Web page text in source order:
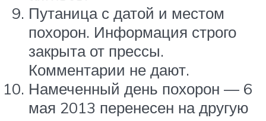
Путаница с датой и местом
похорон. Информация строго
закрыта от прессы.
Комментарии не дают.
Намеченный день похорон — 6
мая 2013 перенесен на другую